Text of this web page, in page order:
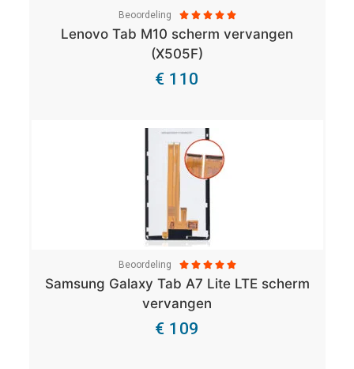
Beoordeling     
Lenovo Tab M10 scherm vervangen
(X505F)
€ 110
Bekijk Details
Beoordeling     
Samsung Galaxy Tab A7 Lite LTE scherm
vervangen
€ 109
Bekijk Details